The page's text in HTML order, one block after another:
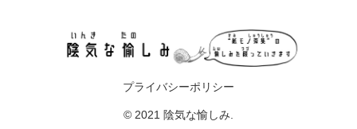
プライバシーポリシー
© 2021 陰気な愉しみ.